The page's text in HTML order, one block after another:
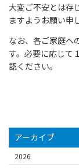
大変ご不安とは存
ますようお願い申
なお、各ご家庭へ
す。必要に応じて
認ください。
アーカイブ
2026